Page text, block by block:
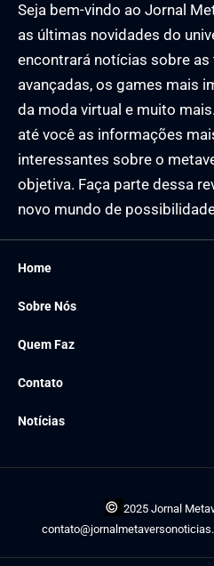
Seja bem-vindo ao Jornal
as últimas novidades do
encontrará notícias sobre
avançadas, os games mais
da moda virtual e muito
até você as informações
interessantes sobre o
objetiva. Faça parte dessa
novo mundo de
Home
Sobre Nós
Quem Faz
Contato
Notícias
© 2025 Jornal